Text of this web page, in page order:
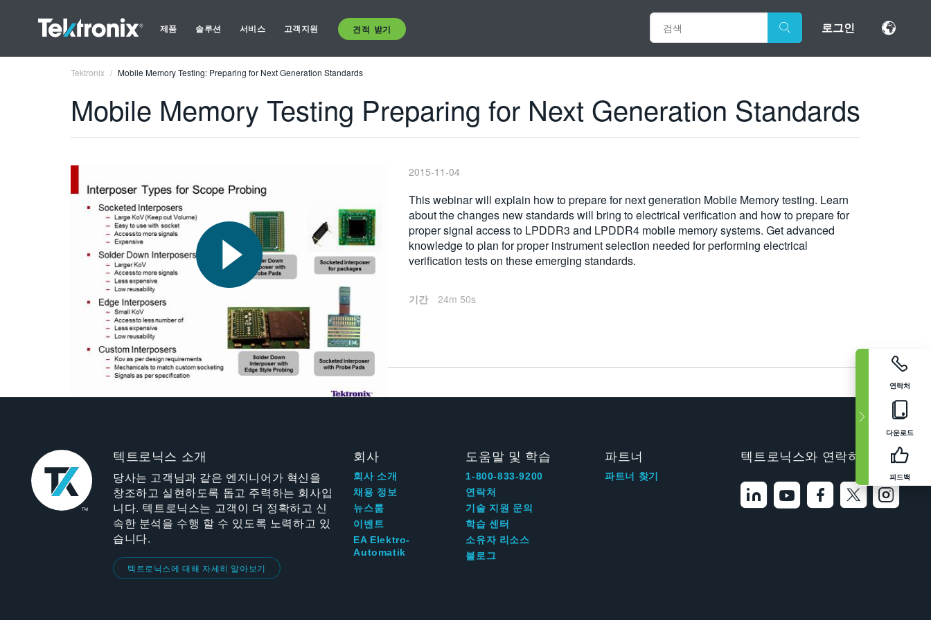
제품 솔루션 서비스 고객지원 견적 받기 로그인
연락처
다운로드
피드백
Tektronix Mobile Memory Testing: Preparing for Next Generation Standards
Mobile Memory Testing Preparing for Next Generation Standards
2015-11-04
This webinar will explain how to prepare for next generation Mobile Memory testing. Learn
about the changes new standards will bring to electrical verification and how to prepare for
proper signal access to LPDDR3 and LPDDR4 mobile memory systems. Get advanced
knowledge to plan for proper instrument selection needed for performing electrical
verification tests on these emerging standards.
기간 24m 50s
텍트로닉스 소개
당사는 고객님과 같은 엔지니어가 혁신을
창조하고 실현하도록 돕고 주력하는 회사입
니다. 텍트로닉스는 고객이 더 정확하고 신
속한 분석을 수행 할 수 있도록 노력하고 있
습니다.
텍트로닉스에 대해 자세히 알아보기
회사
회사 소개
채용 정보
뉴스룸
이벤트
EA Elektro-
Automatik
도움말 및 학습
1-800-833-9200
연락처
기술 지원 문의
학습 센터
소유자 리소스
블로그
파트너
파트너 찾기
텍트로닉스와 연락하기